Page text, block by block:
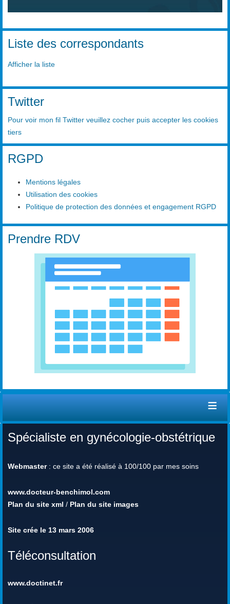
Liste des correspondants
Afficher la liste
Twitter
Pour voir mon fil Twitter veuillez cocher puis accepter les cookies
tiers
RGPD
Mentions légales
Utilisation des cookies
Politique de protection des données et engagement RGPD
Prendre RDV
≡
Spécialiste en gynécologie-obstétrique
Webmaster: ce site a été réalisé à 100/100 par mes soins
www.docteur-benchimol.com
Plan du site xml / Plan du site images
Site crée le 13 mars 2006
Téléconsultation
www.doctinet.fr